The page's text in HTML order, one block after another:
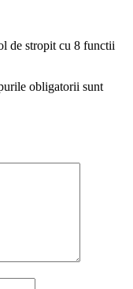
de stropit cu 8 functii
obligatorii sunt